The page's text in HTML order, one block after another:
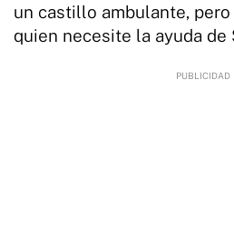
un castillo ambulante,
quien necesite la ayuda de